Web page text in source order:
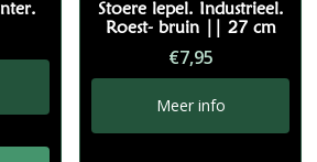
Stoere lepel. Industrieel.
Roest- bruin || 27 cm
€7,95
Meer info